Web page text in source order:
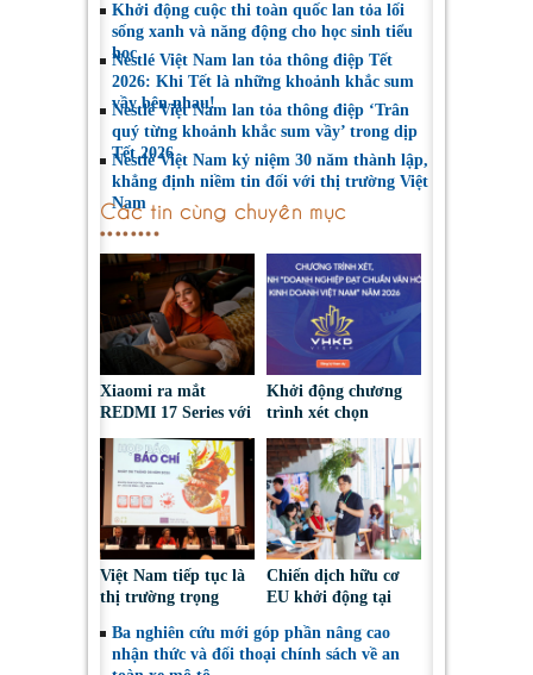
Khởi động cuộc thi toàn quốc lan tỏa lối
sống xanh và năng động cho học sinh tiểu
học
Nestlé Việt Nam lan tỏa thông điệp Tết
2026: Khi Tết là những khoảnh khắc sum
vầy bên nhau!
Nestlé Việt Nam lan tỏa thông điệp ‘Trân
quý từng khoảnh khắc sum vầy’ trong dịp
Tết 2026
Nestlé Việt Nam kỷ niệm 30 năm thành lập,
khẳng định niềm tin đối với thị trường Việt
Nam
Các tin cùng chuyên mục
Xiaomi ra mắt
REDMI 17 Series với
kế trẻ trung, giá từ
5,5 triệu đồng
Khởi động chương
trình xét chọn
chuẩn Văn hóa Kinh
doanh Việt Nam’
năm 2026
Việt Nam tiếp tục là
thị trường trọng
sản, thực phẩm Ba
Lan
Chiến dịch hữu cơ
EU khởi động tại
người tiêu dùng lựa
chọn sáng suốt
Ba nghiên cứu mới góp phần nâng cao
nhận thức và đối thoại chính sách về an